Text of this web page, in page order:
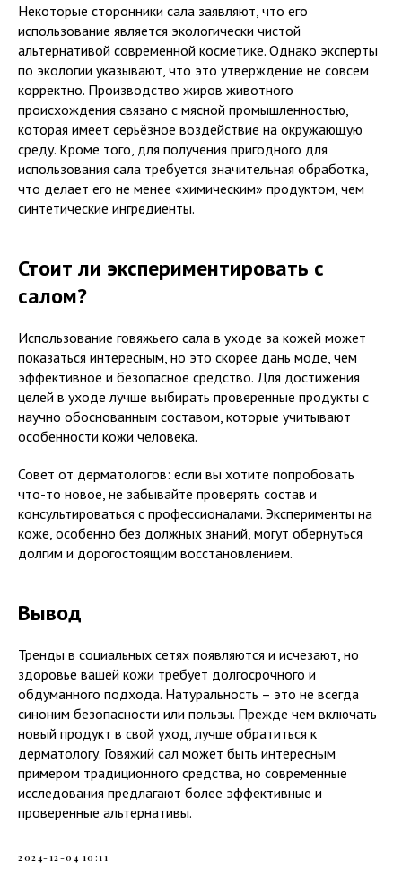
Некоторые сторонники сала заявляют, что его
использование является экологически чистой
альтернативой современной косметике. Однако эксперты
по экологии указывают, что это утверждение не совсем
корректно. Производство жиров животного
происхождения связано с мясной промышленностью,
которая имеет серьёзное воздействие на окружающую
среду. Кроме того, для получения пригодного для
использования сала требуется значительная обработка,
что делает его не менее «химическим» продуктом, чем
синтетические ингредиенты.
Стоит ли экспериментировать с
салом?
Использование говяжьего сала в уходе за кожей может
показаться интересным, но это скорее дань моде, чем
эффективное и безопасное средство. Для достижения
целей в уходе лучше выбирать проверенные продукты с
научно обоснованным составом, которые учитывают
особенности кожи человека.
Совет от дерматологов: если вы хотите попробовать
что-то новое, не забывайте проверять состав и
консультироваться с профессионалами. Эксперименты на
коже, особенно без должных знаний, могут обернуться
долгим и дорогостоящим восстановлением.
Вывод
Тренды в социальных сетях появляются и исчезают, но
здоровье вашей кожи требует долгосрочного и
обдуманного подхода. Натуральность – это не всегда
синоним безопасности или пользы. Прежде чем включать
новый продукт в свой уход, лучше обратиться к
дерматологу. Говяжий сал может быть интересным
примером традиционного средства, но современные
исследования предлагают более эффективные и
проверенные альтернативы.
2024-12-04 10:11